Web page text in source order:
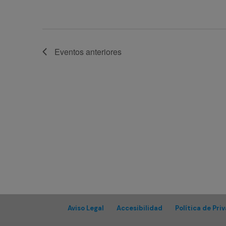
Eventos anteriores
Aviso Legal Accesibilidad Política de